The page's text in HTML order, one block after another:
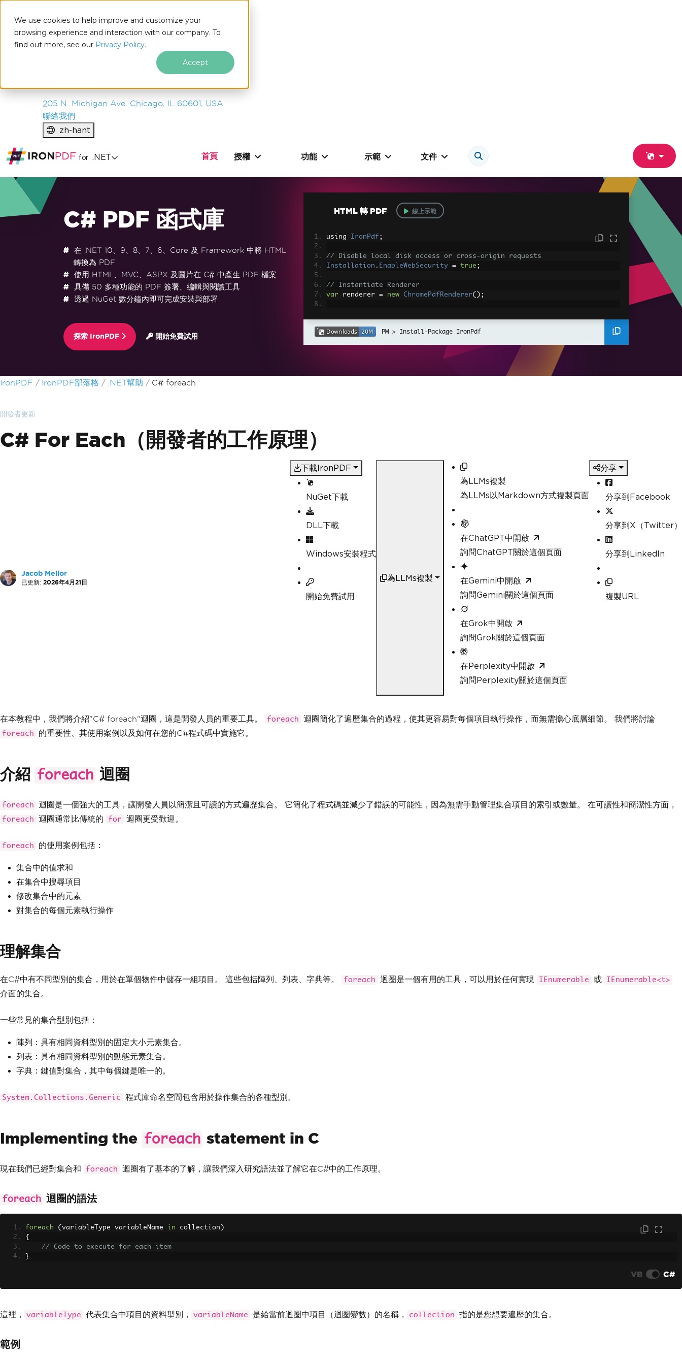
We use cookies to help improve and customize your
browsing experience and interaction with our company. To
find out more, see our Privacy Policy.
Accept
IRONSOFTWARE
產品
企業
205 N. Michigan Ave. Chicago, IL 60601, USA
聯絡我們
zh-hant
for .NET 首頁 授權 功能 示範 文件
C# PDF 函式庫
在 .NET 10、9、8、7、6、Core 及 Framework 中將 HTML
轉換為 PDF
使用 HTML、MVC、ASPX 及圖片在 C# 中產生 PDF 檔案
具備 50 多種功能的 PDF 簽署、編輯與閱讀工具
透過 NuGet 數分鐘內即可完成安裝與部署
探索 IronPDF 開始免費試用
HTML 轉 PDF 線上示範
using IronPdf ;
// Disable local disk access or cross-origin requests
Installation . EnableWebSecurity = true ;
// Instantiate Renderer
var renderer = new ChromePdfRenderer();
Install-Package IronPdf
跳至頁尾內容
IronPDF IronPDF部落格 .NET幫助 C# foreach
開發者更新
C# For Each（開發者的工作原理）
Jacob Mellor
已更新: 2026年4月21日
下載IronPDF
NuGet下載
DLL下載
Windows安裝程式
開始免費試用
為LLMs複製
為LLMs複製
為LLMs以Markdown方式複製頁面
在ChatGPT中開啟
詢問ChatGPT關於這個頁面
在Gemini中開啟
詢問Gemini關於這個頁面
在Grok中開啟
詢問Grok關於這個頁面
在Perplexity中開啟
詢問Perplexity關於這個頁面
分享
分享到Facebook
分享到X（Twitter）
分享到LinkedIn
複製URL
在本教程中，我們將介紹"C# foreach"迴圈，這是開發人員的重要工具。 foreach 迴圈簡化了遍歷集合的過程，使其更容易對每個項目執行操作，而無需擔心底層細節。 我們將討論
foreach 的重要性、其使用案例以及如何在您的C#程式碼中實施它。
介紹 foreach 迴圈
foreach 迴圈是一個強大的工具，讓開發人員以簡潔且可讀的方式遍歷集合。 它簡化了程式碼並減少了錯誤的可能性，因為無需手動管理集合項目的索引或數量。 在可讀性和簡潔性方面，
foreach 迴圈通常比傳統的 for 迴圈更受歡迎。
foreach 的使用案例包括：
集合中的值求和
在集合中搜尋項目
修改集合中的元素
對集合的每個元素執行操作
理解集合
在C#中有不同型別的集合，用於在單個物件中儲存一組項目。 這些包括陣列、列表、字典等。 foreach 迴圈是一個有用的工具，可以用於任何實現 IEnumerable 或 IEnumerable<t>
介面的集合。
一些常見的集合型別包括：
陣列：具有相同資料型別的固定大小元素集合。
列表：具有相同資料型別的動態元素集合。
字典：鍵值對集合，其中每個鍵是唯一的。
System.Collections.Generic 程式庫命名空間包含用於操作集合的各種型別。
Implementing the foreach statement in C
現在我們已經對集合和 foreach 迴圈有了基本的了解，讓我們深入研究語法並了解它在C#中的工作原理。
foreach 迴圈的語法
foreach ( variableType variableName in collection )
{
// Code to execute for each item
}
VB C#
這裡， variableType 代表集合中項目的資料型別， variableName 是給當前迴圈中項目（迴圈變數）的名稱， collection 指的是您想要遍歷的集合。
範例